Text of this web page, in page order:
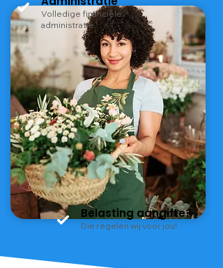
Belasting aangifte?
Die regelen wij voor jou!
Volledige financiële
administratie